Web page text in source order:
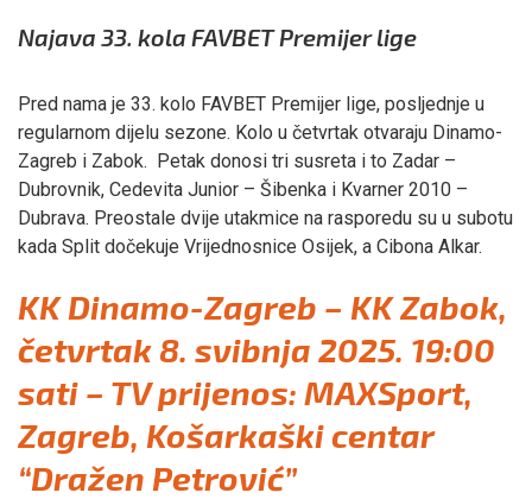
Najava 33. kola FAVBET Premijer lige
Pred nama je 33. kolo FAVBET Premijer lige, posljednje u
regularnom dijelu sezone. Kolo u četvrtak otvaraju Dinamo-
Zagreb i Zabok. Petak donosi tri susreta i to Zadar –
Dubrovnik, Cedevita Junior – Šibenka i Kvarner 2010 –
Dubrava. Preostale dvije utakmice na rasporedu su u subotu
kada Split dočekuje Vrijednosnice Osijek, a Cibona Alkar.
KK Dinamo-Zagreb – KK Zabok,
četvrtak 8. svibnja 2025. 19:00
sati – TV prijenos: MAXSport,
Zagreb, Košarkaški centar
“Dražen Petrović”